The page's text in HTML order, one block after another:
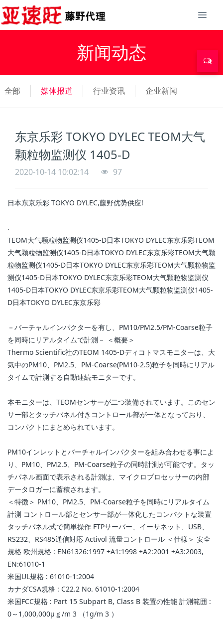
新闻动态
全部 媒体报道 行业资讯 企业新闻
东京乐彩 TOKYO DYLEC TEOM大气
颗粒物监测仪 1405-D
2020-10-14 10:02:14 97
日本东京乐彩 TOKYO DYLEC,藤野优势供应!
.
TEOM大气颗粒物监测仪1405-D日本TOKYO DYLEC东京乐彩TEOM
大气颗粒物监测仪1405-D日本TOKYO DYLEC东京乐彩TEOM大气颗
粒物监测仪1405-D日本TOKYO DYLEC东京乐彩TEOM大气颗粒物监
测仪1405-D日本TOKYO DYLEC东京乐彩TEOM大气颗粒物监测仪
1405-D日本TOKYO DYLEC东京乐彩TEOM大气颗粒物监测仪1405-
D日本TOKYO DYLEC东京乐彩
－バーチャルインパクターを有し、PM10/PM2.5/PM-Coarse粒子
を同時にリアルタイムで計測－ ＜概要＞
Thermo Scientific社のTEOM 1405-Dディコトマスモニターは、大
気中のPM10、PM2.5、PM-Coarse(PM10-2.5)粒子を同時にリアル
タイムで計測する自動連続モニターです。
本モニターは、TEOMセンサーが二つ装備されています。このセン
サー部とタッチパネル付きコントロール部が一体となっており、
コンパクトにまとめられています。
PM10インレットとバーチャルインパクターを組み合わせる事によ
り、PM10、PM2.5、PM-Coarse粒子の同時計測が可能です。タッ
チパネル画面で表示される計測は、マイクロプロセッサーの内部
データロガーに蓄積されます。
＜特徴＞ PM10、PM2.5、PM-Coarse粒子を同時にリアルタイム
計測 コントロール部とセンサー部が一体化したコンパクトな装置
タッチパネル式で簡単操作 FTPサーバー、イーサネット、USB、
RS232、RS485通信対応 Activol 流量コントロール ＜仕様＞ 安全
規格 欧州規格 : EN61326:1997 +A1:1998 +A2:2001 +A3:2003,
EN:61010-1
米国UL規格 : 61010-1:2004
カナダCSA規格 : C22.2 No. 61010-1:2004
米国FCC規格 : Part 15 Subpart B, Class B 装置の性能 計測範囲 :
0～1,000,000μｇ/m 3 （1g/m 3 ）